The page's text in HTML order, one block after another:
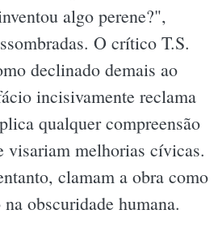
algo perene?",
O crítico T.S.
declinado demais ao
incisivamente reclama
qualquer compreensão
visariam melhorias cívicas.
clamam a obra como
obscuridade humana.